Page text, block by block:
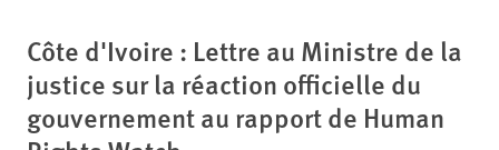
Côte d'Ivoire : Lettre au Ministre de la
justice sur la réaction officielle du
gouvernement au rapport de Human